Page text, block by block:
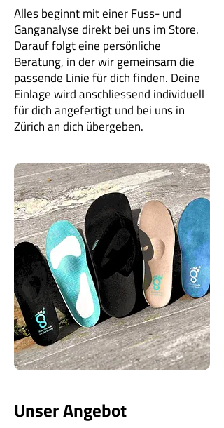
Alles beginnt mit einer Fuss- und
Ganganalyse direkt bei uns im Store.
Darauf folgt eine persönliche
Beratung, in der wir gemeinsam die
passende Linie für dich finden. Deine
Einlage wird anschliessend individuell
für dich angefertigt und bei uns in
Zürich an dich übergeben.
Unser Angebot